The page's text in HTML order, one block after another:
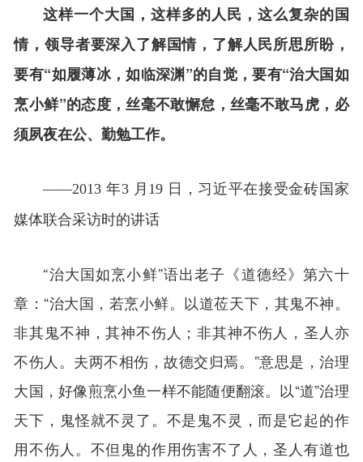
这样一个大国，这样多的人民，这么复杂的国
情，领导者要深入了解国情，了解人民所思所盼，
要有“如履薄冰，如临深渊”的自觉，要有“治大国如
烹小鲜”的态度，丝毫不敢懈怠，丝毫不敢马虎，必
须夙夜在公、勤勉工作。
——2013 年3 月19 日，习近平在接受金砖国家
媒体联合采访时的讲话
“治大国如烹小鲜”语出老子《道德经》第六十
章：“治大国，若烹小鲜。以道莅天下，其鬼不神。
非其鬼不神，其神不伤人；非其神不伤人，圣人亦
不伤人。夫两不相伤，故德交归焉。”意思是，治理
大国，好像煎烹小鱼一样不能随便翻滚。以“道”治理
天下，鬼怪就不灵了。不是鬼不灵，而是它起的作
用不伤人。不但鬼的作用伤害不了人，圣人有道也